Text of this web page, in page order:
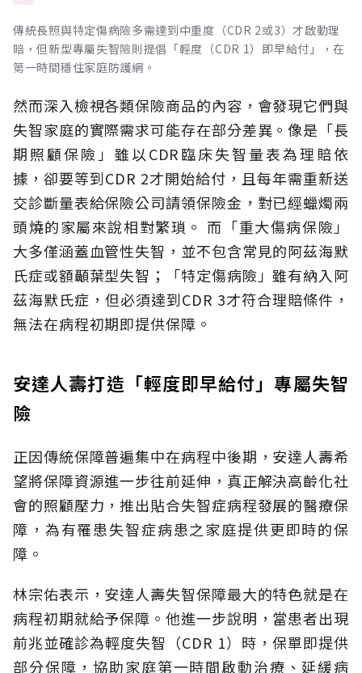
傳統長照與特定傷病險多需達到中重度（CDR 2或3）才啟動理
賠，但新型專屬失智險則提倡「輕度（CDR 1）即早給付」，在
第一時間穩住家庭防護網。
然而深入檢視各類保險商品的內容，會發現它們與
失智家庭的實際需求可能存在部分差異。像是「長
期照顧保險」雖以CDR臨床失智量表為理賠依
據，卻要等到CDR 2才開始給付，且每年需重新送
交診斷量表給保險公司請領保險金，對已經蠟燭兩
頭燒的家屬來說相對繁瑣。 而「重大傷病保險」
大多僅涵蓋血管性失智，並不包含常見的阿茲海默
氏症或額顳葉型失智；「特定傷病險」雖有納入阿
茲海默氏症，但必須達到CDR 3才符合理賠條件，
無法在病程初期即提供保障。
安達人壽打造「輕度即早給付」專屬失智
險
正因傳統保障普遍集中在病程中後期，安達人壽希
望將保障資源進一步往前延伸，真正解決高齡化社
會的照顧壓力，推出貼合失智症病程發展的醫療保
障，為有罹患失智症病患之家庭提供更即時的保
障。
林宗佑表示，安達人壽失智保障最大的特色就是在
病程初期就給予保障。他進一步說明，當患者出現
前兆並確診為輕度失智（CDR 1）時，保單即提供
部分保障，協助家庭第一時間啟動治療、延緩病